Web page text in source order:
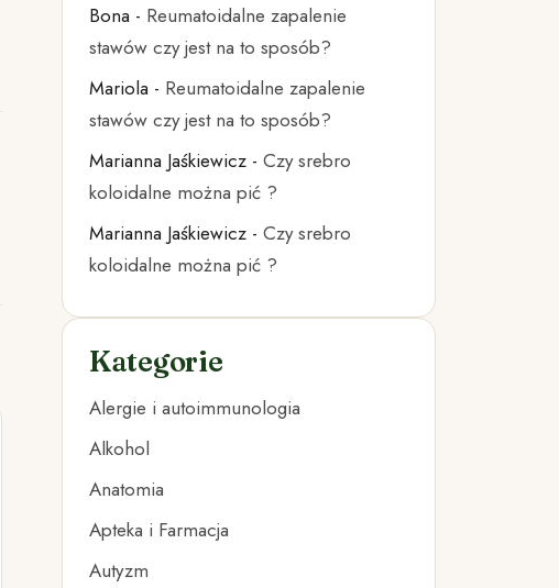
Bona - Reumatoidalne zapalenie
stawów czy jest na to sposób?
Mariola - Reumatoidalne zapalenie
stawów czy jest na to sposób?
Marianna Jaśkiewicz - Czy srebro
koloidalne można pić ?
Marianna Jaśkiewicz - Czy srebro
koloidalne można pić ?
Kategorie
Alergie i autoimmunologia
Alkohol
Anatomia
Apteka i Farmacja
Autyzm